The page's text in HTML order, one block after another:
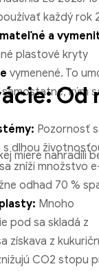
každý rok
a
plastové kryty
vymenené. To
kým
Pozornosť
s dlhou
zníži množstvo
odhad 70 %
Od
miere nahradili
Mnoho
pod sa skladá z
získava z
CO2 stopu